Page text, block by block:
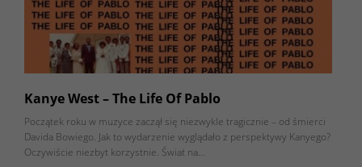
Kanye West – The Life Of Pablo
Początek roku w muzyce zaczął się niezwykle tragicznie – od śmierci
Davida Bowiego. Jak to wydarzenie wyglądało z perspektywy Kanyego?
Oczywiście niezbyt korzystnie. Świat na…